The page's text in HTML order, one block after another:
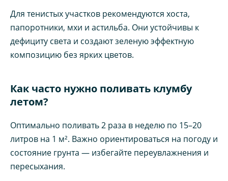
Для тенистых участков рекомендуются хоста,
папоротники, мхи и астильба. Они устойчивы к
дефициту света и создают зеленую эффектную
композицию без ярких цветов.
Как часто нужно поливать клумбу
летом?
Оптимально поливать 2 раза в неделю по 15–20
литров на 1 м². Важно ориентироваться на погоду и
состояние грунта — избегайте переувлажнения и
пересыхания.